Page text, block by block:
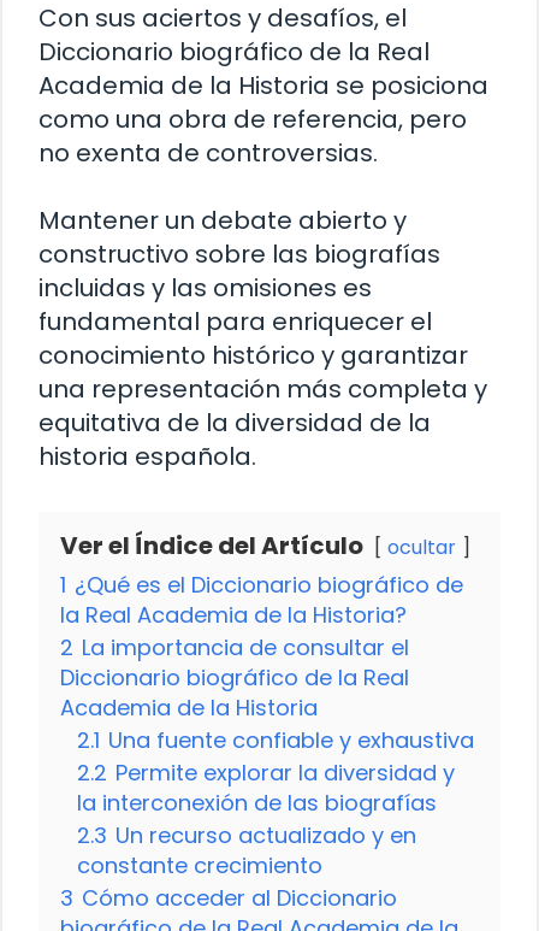
Con sus aciertos y desafíos, el
Diccionario biográfico de la Real
Academia de la Historia se posiciona
como una obra de referencia, pero
no exenta de controversias.
Mantener un debate abierto y
constructivo sobre las biografías
incluidas y las omisiones es
fundamental para enriquecer el
conocimiento histórico y garantizar
una representación más completa y
equitativa de la diversidad de la
historia española.
Ver el Índice del Artículo ocultar
1 ¿Qué es el Diccionario biográfico de
la Real Academia de la Historia?
2 La importancia de consultar el
Diccionario biográfico de la Real
Academia de la Historia
2.1 Una fuente confiable y exhaustiva
2.2 Permite explorar la diversidad y
la interconexión de las biografías
2.3 Un recurso actualizado y en
constante crecimiento
3 Cómo acceder al Diccionario